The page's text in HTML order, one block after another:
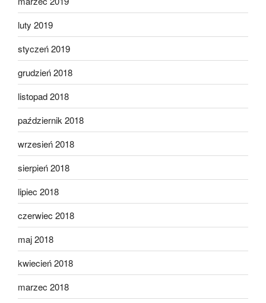
luty 2019
styczeń 2019
grudzień 2018
listopad 2018
październik 2018
wrzesień 2018
sierpień 2018
lipiec 2018
czerwiec 2018
maj 2018
kwiecień 2018
marzec 2018